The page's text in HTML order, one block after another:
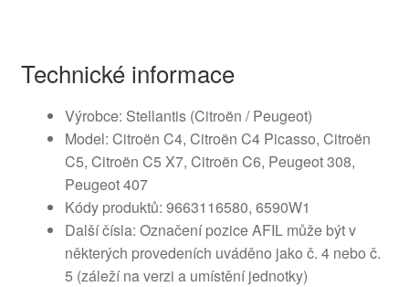
Technické informace
Výrobce: Stellantis (Citroën / Peugeot)
Model: Citroën C4, Citroën C4 Picasso, Citroën
C5, Citroën C5 X7, Citroën C6, Peugeot 308,
Peugeot 407
Kódy produktů: 9663116580, 6590W1
Další čísla: Označení pozice AFIL může být v
některých provedeních uváděno jako č. 4 nebo č.
5 (záleží na verzi a umístění jednotky)